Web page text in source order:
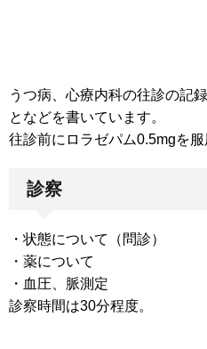
うつ病、心療内科の往診の記
となどを書いています。
往診前にロラゼパム0.5mgを服
診察
・状態について（問診）
・薬について
・血圧、脈測定
診察時間は30分程度。